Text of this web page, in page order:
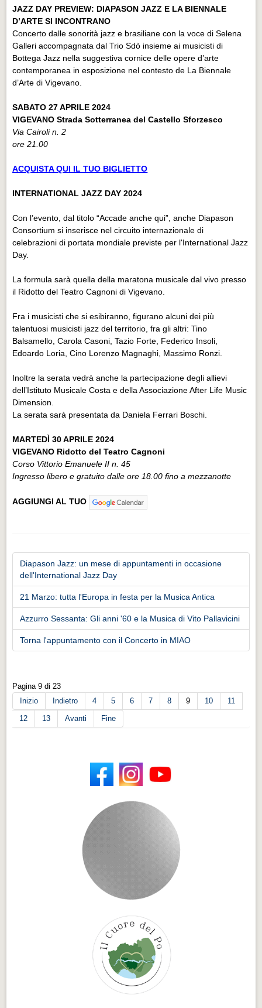
JAZZ DAY PREVIEW: DIAPASON JAZZ E LA BIENNALE
D’ARTE SI INCONTRANO
Concerto dalle sonorità jazz e brasiliane con la voce di Selena
Galleri accompagnata dal Trio Sdò insieme ai musicisti di
Bottega Jazz nella suggestiva cornice delle opere d’arte
contemporanea in esposizione nel contesto de La Biennale
d’Arte di Vigevano.
SABATO 27 APRILE 2024
VIGEVANO Strada Sotterranea del Castello Sforzesco
Via Cairoli n. 2
ore 21.00
ACQUISTA QUI IL TUO BIGLIETTO
INTERNATIONAL JAZZ DAY 2024
Con l’evento, dal titolo “Accade anche qui”, anche Diapason
Consortium si inserisce nel circuito internazionale di
celebrazioni di portata mondiale previste per l'International Jazz
Day.
La formula sarà quella della maratona musicale dal vivo presso
il Ridotto del Teatro Cagnoni di Vigevano.
Fra i musicisti che si esibiranno, figurano alcuni dei più
talentuosi musicisti jazz del territorio, fra gli altri: Tino
Balsamello, Carola Casoni, Tazio Forte, Federico Insoli,
Edoardo Loria, Cino Lorenzo Magnaghi, Massimo Ronzi.
Inoltre la serata vedrà anche la partecipazione degli allievi
dell’Istituto Musicale Costa e della Associazione After Life Music
Dimension.
La serata sarà presentata da Daniela Ferrari Boschi.
MARTEDÌ 30 APRILE 2024
VIGEVANO Ridotto del Teatro Cagnoni
Corso Vittorio Emanuele II n. 45
Ingresso libero e gratuito dalle ore 18.00 fino a mezzanotte
AGGIUNGI AL TUO
Diapason Jazz: un mese di appuntamenti in occasione
dell'International Jazz Day
21 Marzo: tutta l'Europa in festa per la Musica Antica
Azzurro Sessanta: Gli anni '60 e la Musica di Vito Pallavicini
Torna l'appuntamento con il Concerto in MIAO
Pagina 9 di 23
Inizio
Indietro 4 5 6 7 8 9 10
11
12
13 Avanti Fine